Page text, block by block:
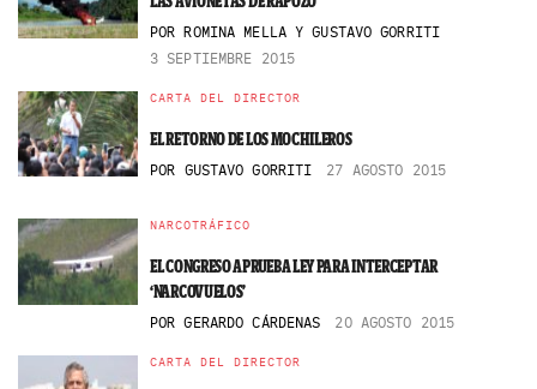
POR ROMINA MELLA Y GUSTAVO GORRITI
3 SEPTIEMBRE 2015
CARTA DEL DIRECTOR
EL RETORNO DE LOS MOCHILEROS
POR GUSTAVO GORRITI 27 AGOSTO 2015
NARCOTRÁFICO
EL CONGRESO APRUEBA LEY PARA INTERCEPTAR
‘NARCOVUELOS’
POR GERARDO CÁRDENAS 20 AGOSTO 2015
CARTA DEL DIRECTOR